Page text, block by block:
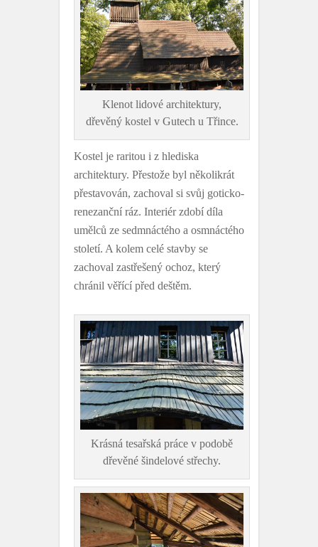
Klenot lidové architektury,
dřevěný kostel v Gutech u Třince.
Kostel je raritou i z hlediska
architektury. Přestože byl několikrát
přestavován, zachoval si svůj goticko-
renezanční ráz. Interiér zdobí díla
umělců ze sedmnáctého a osmnáctého
století. A kolem celé stavby se
zachoval zastřešený ochoz, který
chránil věřící před deštěm.
Krásná tesařská práce v podobě
dřevěné šindelové střechy.